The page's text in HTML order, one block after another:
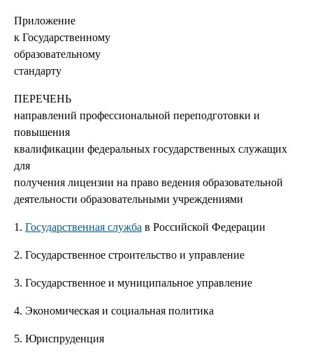
Приложение
к Государственному
образовательному
стандарту
ПЕРЕЧЕНЬ
направлений профессиональной переподготовки и
повышения
квалификации федеральных государственных служащих
для
получения лицензии на право ведения образовательной
деятельности образовательными учреждениями
1. Государственная служба в Российской Федерации
2. Государственное строительство и управление
3. Государственное и муниципальное управление
4. Экономическая и социальная политика
5. Юриспруденция